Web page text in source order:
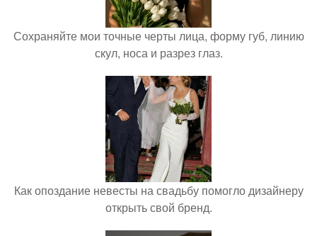
Сохраняйте мои точные черты лица, форму губ, линию
скул, носа и разрез глаз.
Как опоздание невесты на свадьбу помогло дизайнеру
открыть свой бренд.